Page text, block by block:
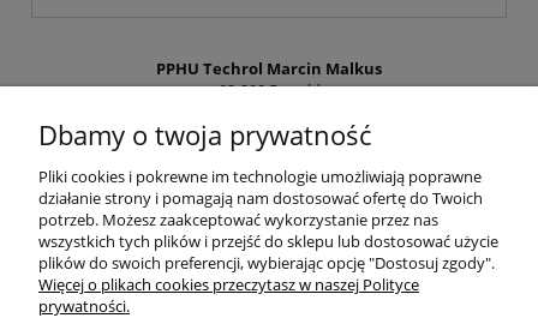
PPHU Techrol Marcin Malkus
83-200 Rywałd
NIP PL5921615578
Regon 192648960
Tel:881 252 525
info@zielonalapka.pl
Dbamy o twoja prywatność
Pliki cookies i pokrewne im technologie umożliwiają poprawne
działanie strony i pomagają nam dostosować ofertę do Twoich
potrzeb. Możesz zaakceptować wykorzystanie przez nas
wszystkich tych plików i przejść do sklepu lub dostosować użycie
plików do swoich preferencji, wybierając opcję "Dostosuj zgody".
Więcej o plikach cookies przeczytasz w naszej Polityce
prywatności.